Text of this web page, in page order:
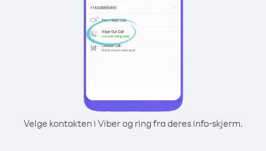
Velge kontakten i Viber og ring fra deres info-skjerm.